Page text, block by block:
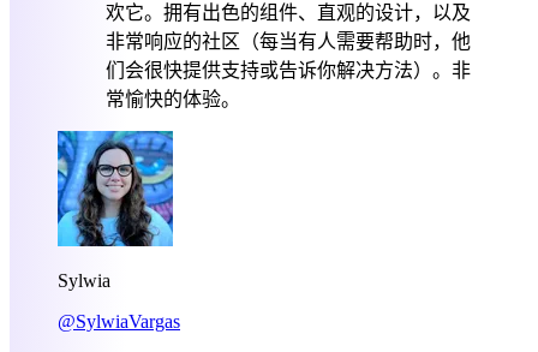
欢它。拥有出色的组件、直观的设计，以及
非常响应的社区（每当有人需要帮助时，他
们会很快提供支持或告诉你解决方法）。非
常愉快的体验。
Sylwia
@SylwiaVargas